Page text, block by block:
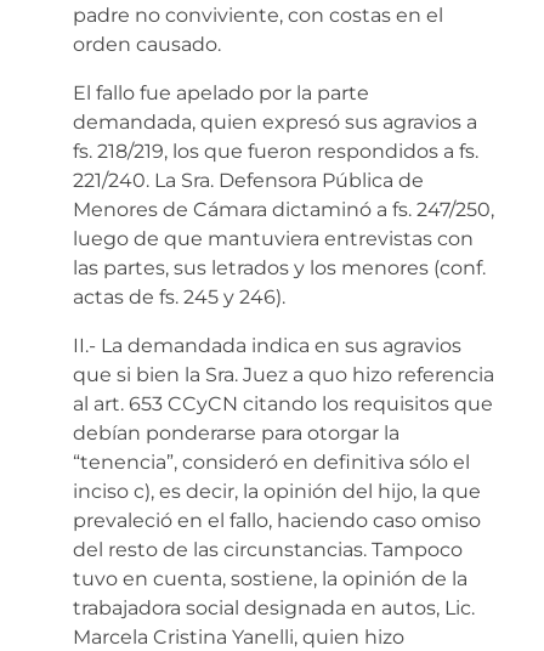
padre no conviviente, con costas en el
orden causado.
El fallo fue apelado por la parte
demandada, quien expresó sus agravios a
fs. 218/219, los que fueron respondidos a fs.
221/240. La Sra. Defensora Pública de
Menores de Cámara dictaminó a fs. 247/250,
luego de que mantuviera entrevistas con
las partes, sus letrados y los menores (conf.
actas de fs. 245 y 246).
II.- La demandada indica en sus agravios
que si bien la Sra. Juez a quo hizo referencia
al art. 653 CCyCN citando los requisitos que
debían ponderarse para otorgar la
“tenencia”, consideró en definitiva sólo el
inciso c), es decir, la opinión del hijo, la que
prevaleció en el fallo, haciendo caso omiso
del resto de las circunstancias. Tampoco
tuvo en cuenta, sostiene, la opinión de la
trabajadora social designada en autos, Lic.
Marcela Cristina Yanelli, quien hizo